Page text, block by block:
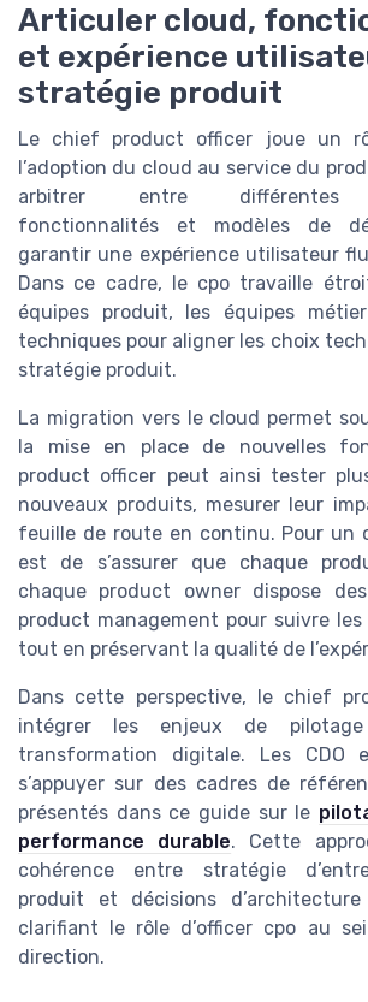
Articuler cloud,
et expérience
stratégie produit
Le chief product officer joue un
l’adoption du cloud au service du
arbitrer entre différentes
fonctionnalités et modèles de
garantir une expérience utilisateur
Dans ce cadre, le cpo travaille
équipes produit, les équipes
techniques pour aligner les choix
stratégie produit.
La migration vers le cloud permet
la mise en place de nouvelles
product officer peut ainsi tester
nouveaux produits, mesurer leur
feuille de route en continu. Pour un
est de s’assurer que chaque
chaque product owner dispose
product management pour suivre
tout en préservant la qualité de
Dans cette perspective, le chief
intégrer les enjeux de
transformation digitale. Les CDO
s’appuyer sur des cadres de
présentés dans ce guide sur le
performance durable. Cette
cohérence entre stratégie
produit et décisions
clarifiant le rôle d’officer cpo au
direction.